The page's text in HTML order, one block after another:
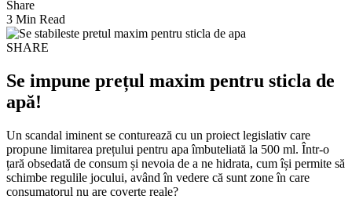
Share
3 Min Read
SHARE
Se impune prețul maxim pentru sticla de
apă!
Un scandal iminent se conturează cu un proiect legislativ care
propune limitarea prețului pentru apa îmbuteliată la 500 ml. Într-o
țară obsedată de consum și nevoia de a ne hidrata, cum își permite să
schimbe regulile jocului, având în vedere că sunt zone în care
consumatorul nu are coverte reale?